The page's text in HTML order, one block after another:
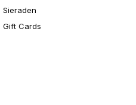
Sieraden
Gift Cards